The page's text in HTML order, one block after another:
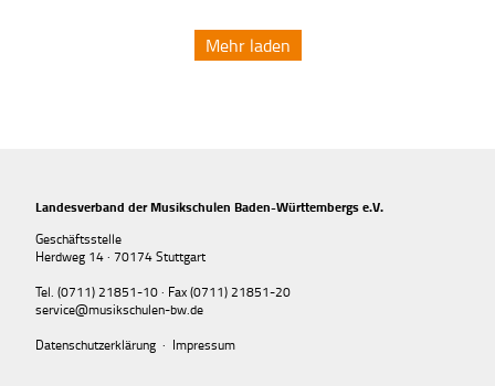
Mehr laden
Landesverband der Musikschulen Baden-Württembergs e.V.
Geschäftsstelle
Herdweg 14 · 70174 Stuttgart
Tel. (0711) 21851-10 · Fax (0711) 21851-20
service@musikschulen-bw.de
Datenschutzerklärung · Impressum